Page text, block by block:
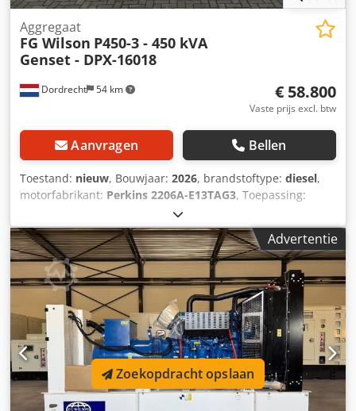
Dordrecht 54 km
Aggregaat
FG Wilson P450-3 - 450 kVA
Genset - DPX-16018
€ 58.800
Vaste prijs excl. btw
Aanvragen Bellen
Toestand: nieuw, Bouwjaar: 2026, brandstoftype: diesel,
motorfabrikant: Perkins 2206A-E13TAG3, Toepassing:
Bouw Leeggewicht: 4.667 kg Dedpfex Uv Rzsx Acaokr
Generatorvermogen: 450 kVA Afmetingen laadruimte: 493 x
166 x 215 cm CE-markering: ja Watertankinhoud: 888 l
Land van productie: CN Neem contact op met Team DPX
voor meer informatie. = Extra opties en accessoires = -
Accu - Bedieningspaneel - Stalen dak - Tankwagen
Advertentie
Zoekopdracht opslaan